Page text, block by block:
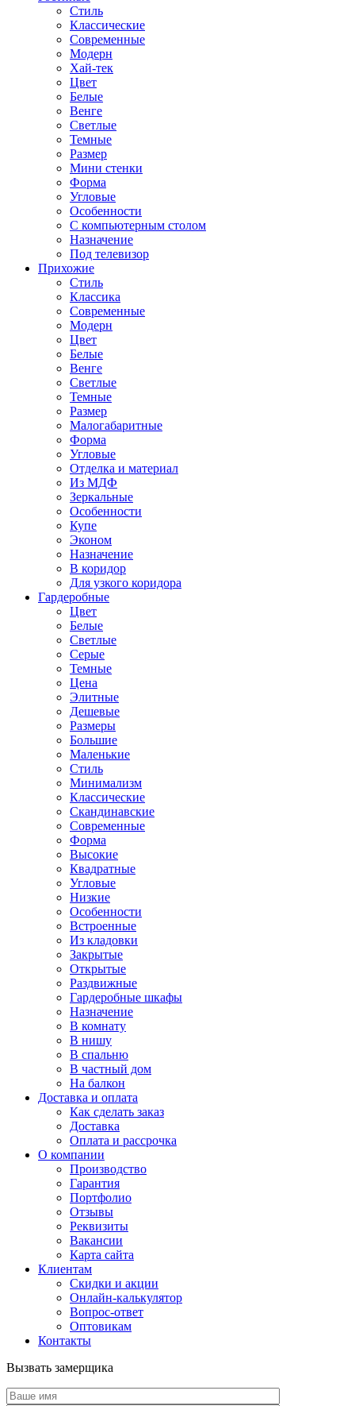
Стиль
Классические
Современные
Модерн
Хай-тек
Цвет
Белые
Венге
Светлые
Темные
Размер
Мини стенки
Форма
Угловые
Особенности
С компьютерным столом
Назначение
Под телевизор
Прихожие
Стиль
Классика
Современные
Модерн
Цвет
Белые
Венге
Светлые
Темные
Размер
Малогабаритные
Форма
Угловые
Отделка и материал
Из МДФ
Зеркальные
Особенности
Купе
Эконом
Назначение
В коридор
Для узкого коридора
Гардеробные
Цвет
Белые
Светлые
Серые
Темные
Цена
Элитные
Дешевые
Размеры
Большие
Маленькие
Стиль
Минимализм
Классические
Скандинавские
Современные
Форма
Высокие
Квадратные
Угловые
Низкие
Особенности
Встроенные
Из кладовки
Закрытые
Открытые
Раздвижные
Гардеробные шкафы
Назначение
В комнату
В нишу
В спальню
В частный дом
На балкон
Доставка и оплата
Как сделать заказ
Доставка
Оплата и рассрочка
О компании
Производство
Гарантия
Портфолио
Отзывы
Реквизиты
Вакансии
Карта сайта
Клиентам
Скидки и акции
Онлайн-калькулятор
Вопрос-ответ
Оптовикам
Контакты
Вызвать замерщика